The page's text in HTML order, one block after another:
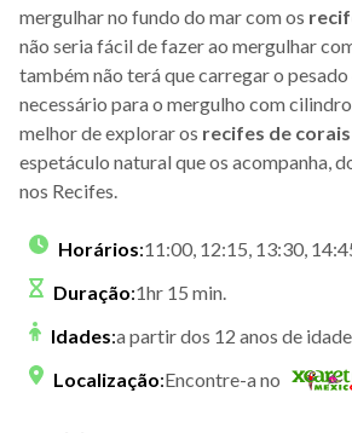
mergulhar no fundo do mar com os
não seria fácil de fazer ao mergulhar
também não terá que carregar o
necessário para o mergulho com
melhor de explorar os recifes de
espetáculo natural que os acompanha,
nos Recifes.
Horários:11:00, 12:15, 13:30,
Duração:1hr 15 min.
Idades:a partir dos 12 anos de
Localização:Encontre-a no